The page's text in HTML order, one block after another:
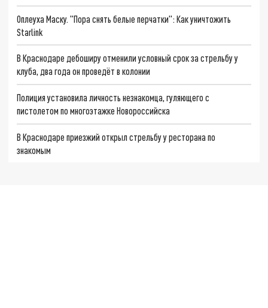
Оплеуха Маску. "Пора снять белые перчатки": Как уничтожить
Starlink
В Краснодаре дебоширу отменили условный срок за стрельбу у
клуба, два года он проведёт в колонии
Полиция установила личность незнакомца, гуляющего с
пистолетом по многоэтажке Новороссийска
В Краснодаре приезжий открыл стрельбу у ресторана по
знакомым